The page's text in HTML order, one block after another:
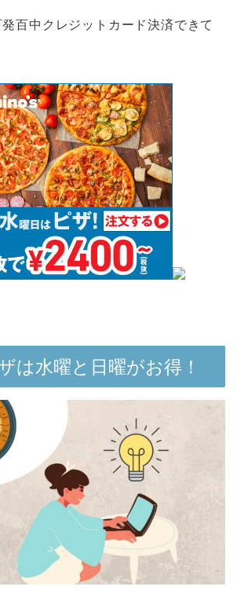
百中クレジットカード決済できて
は水曜と日曜がお得！